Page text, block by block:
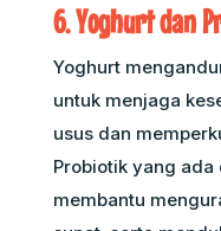
6. Yoghurt dan
Yoghurt
untuk menjaga
usus dan
Probiotik yang
membantu